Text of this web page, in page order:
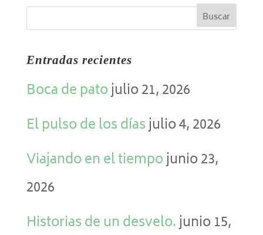
Entradas recientes
Boca de patojulio 21, 2026
El pulso de los díasjulio 4, 2026
Viajando en el tiempojunio 23,
2026
Historias de un desvelo.junio 15,